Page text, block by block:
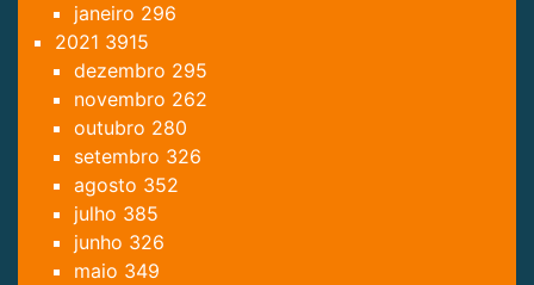
janeiro 296
2021 3915
dezembro 295
novembro 262
outubro 280
setembro 326
agosto 352
julho 385
junho 326
maio 349